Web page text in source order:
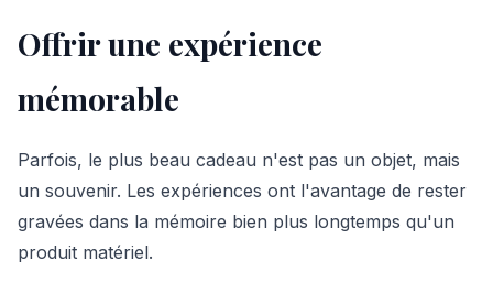
Offrir une expérience
mémorable
Parfois, le plus beau cadeau n'est pas un objet, mais
un souvenir. Les expériences ont l'avantage de rester
gravées dans la mémoire bien plus longtemps qu'un
produit matériel.